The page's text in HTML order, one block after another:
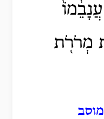
מְרֹרֹ֖ת